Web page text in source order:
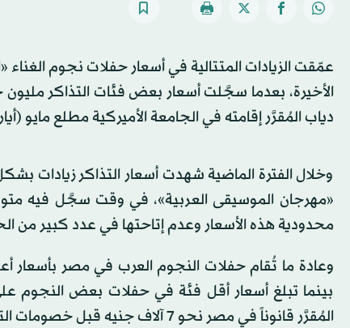
عمّقت الزيادات المتتالية في أسعار حفلات نجوم الغناء
دياب المُقرَّر إقامته في الجامعة الأميركية مطلع مايو (أيار)، وهي تذكرة
وخلال الفترة الماضية شهدت أسعار التذاكر زيادات
محدودية هذه الأسعار وعدم إتاحتها في عدد كبير من
وعادة ما تُقام حفلات النجوم العرب في مصر بأسعار
بينما تبلغ أسعار أقل فئة في حفلات بعض النجوم
المُقرَّر قانوناً في مصر نحو 7 آلاف جنيه قبل خصومات التأمين والضرائب.